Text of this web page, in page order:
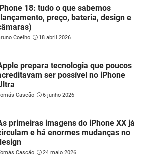
18: tudo o que sabemos
preço, bateria, design e
Coelho 18 abril 2026
prepara tecnologia que poucos
ser possível no iPhone
Cascão 6 junho 2026
primeiras imagens do iPhone XX já
e há enormes mudanças no
Cascão 24 maio 2026